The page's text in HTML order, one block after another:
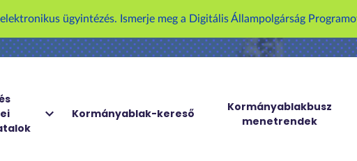
r
t
ügyintézés. Ismerje meg a Digitális Állampolgárság
Kormányablak-kereső
Kormányablakbusz
menetrendek